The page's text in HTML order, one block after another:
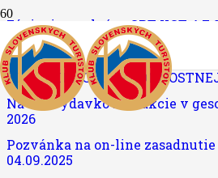
Zápisnica z aktívu SPT KST
Zápisnica z VA SPT KST
KLASIFIKÁCIA
Návrh výdavkov na akcie v
2026
Pozvánka na on-line
04.09.2025